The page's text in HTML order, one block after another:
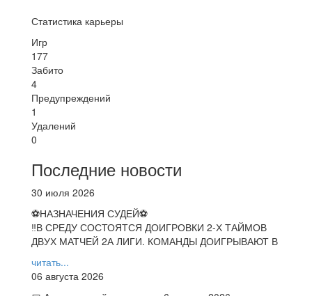
Статистика карьеры
Игр
177
Забито
4
Предупреждений
1
Удалений
0
Последние новости
30 июля 2026
⚽НАЗНАЧЕНИЯ СУДЕЙ⚽
‼В СРЕДУ СОСТОЯТСЯ ДОИГРОВКИ 2-Х ТАЙМОВ
ДВУХ МАТЧЕЙ 2А ЛИГИ. КОМАНДЫ ДОИГРЫВАЮТ В
читать...
06 августа 2026